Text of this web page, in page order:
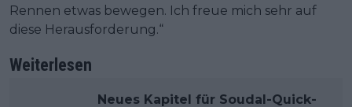
Rennen etwas bewegen. Ich freue mich sehr auf
diese Herausforderung.“
Weiterlesen
Neues Kapitel für Soudal-Quick-